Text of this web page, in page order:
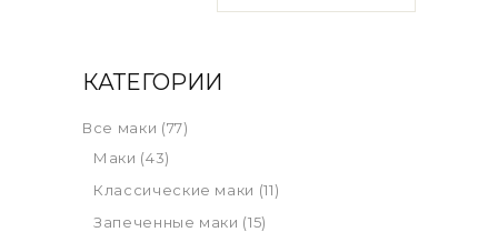
КАТЕГОРИИ
Все маки (77)
Маки (43)
Классические маки (11)
Запеченные маки (15)